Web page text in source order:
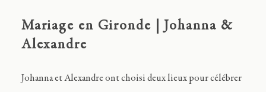
Mariage en Gironde | Johanna &
Alexandre
Johanna et Alexandre ont choisi deux lieux pour célébrer